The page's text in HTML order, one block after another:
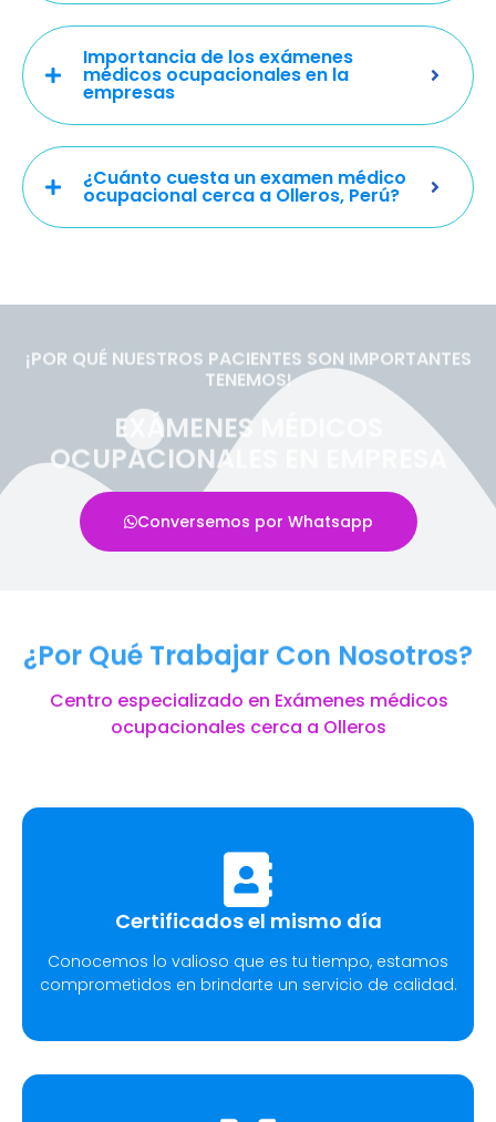
Importancia de los exámenes
médicos ocupacionales en la
empresas
¿Cuánto cuesta un examen médico
ocupacional cerca a Olleros, Perú?
¡POR QUÉ NUESTROS PACIENTES SON IMPORTANTES
TENEMOS!
EXÁMENES MÉDICOS
OCUPACIONALES EN EMPRESA
Conversemos por Whatsapp
¿Por Qué Trabajar Con Nosotros?
Centro especializado en Exámenes médicos
ocupacionales cerca a Olleros
Certificados el mismo día
Conocemos lo valioso que es tu tiempo, estamos
comprometidos en brindarte un servicio de calidad.